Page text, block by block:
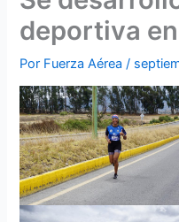
deportiva
Por Fuerza Aérea/